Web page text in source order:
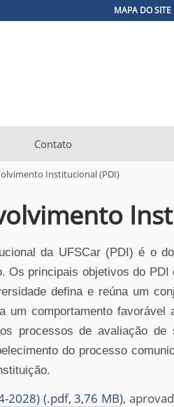
MAPA DO SITE
Contato
Institucional (PDI)
da UFSCar (PDI) é o
Os principais objetivos do PDI
defina e reúna um
um comportamento favorável
processosde avaliação de
do processo
2028) (.pdf, 3,76 MB),